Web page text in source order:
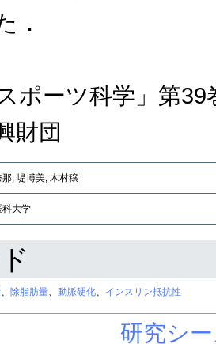
．
ポーツ科学」第
財団
, 堤博美, 木村穣
科大学
、 除脂肪量、 動脈硬化、 インスリン抵抗性
研究シ